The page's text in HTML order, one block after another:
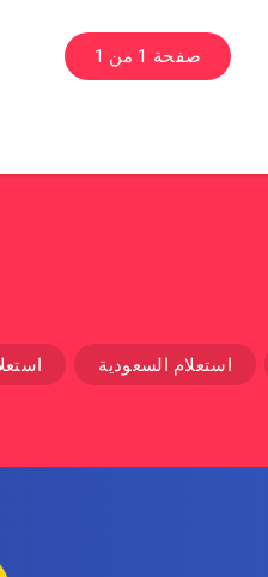
صفحة 1 من 1
استعلام السعودية